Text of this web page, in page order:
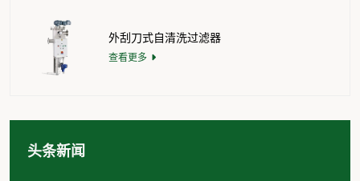
外刮刀式自清洗过滤器
查看更多
头条新闻